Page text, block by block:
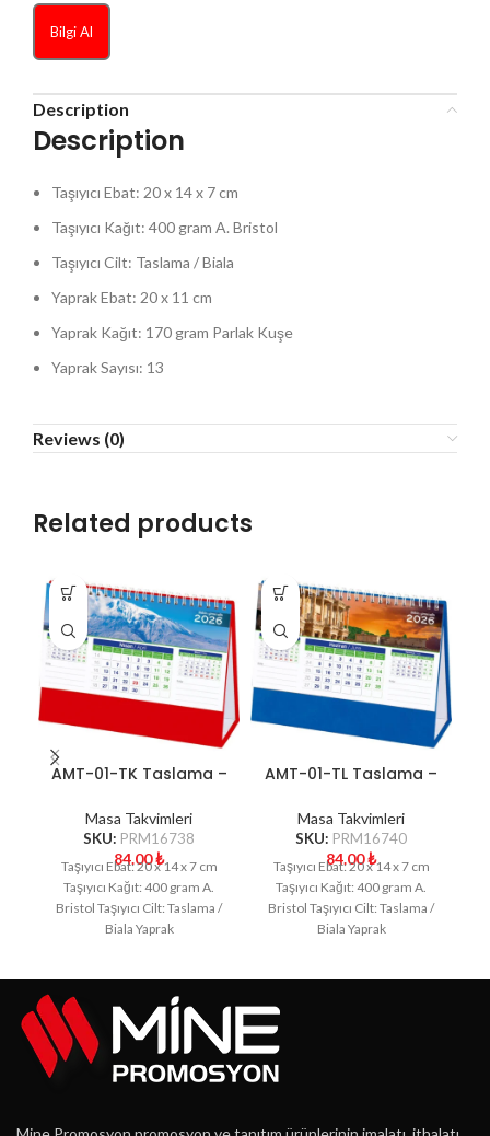
Bilgi Al
Description
Description
Taşıyıcı Ebat: 20 x 14 x 7 cm
Taşıyıcı Kağıt: 400 gram A. Bristol
Taşıyıcı Cilt: Taslama / Biala
Yaprak Ebat: 20 x 11 cm
Yaprak Kağıt: 170 gram Parlak Kuşe
Yaprak Sayısı: 13
Reviews (0)
Related products
AMT-01-TK Taslama –
Takvimi
Masa Takvimleri
SKU: PRM16738
84.00₺
Taşıyıcı Ebat: 20 x 14 x 7 cm
Taşıyıcı Kağıt: 400 gram A.
Bristol Taşıyıcı Cilt: Taslama /
Biala Yaprak
AMT-01-TL Taslama –
Masa Takvimi
Masa Takvimleri
SKU: PRM16740
84.00₺
Taşıyıcı Ebat: 20 x 14 x 7 cm
Taşıyıcı Kağıt: 400 gram A.
Bristol Taşıyıcı Cilt: Taslama /
Biala Yaprak